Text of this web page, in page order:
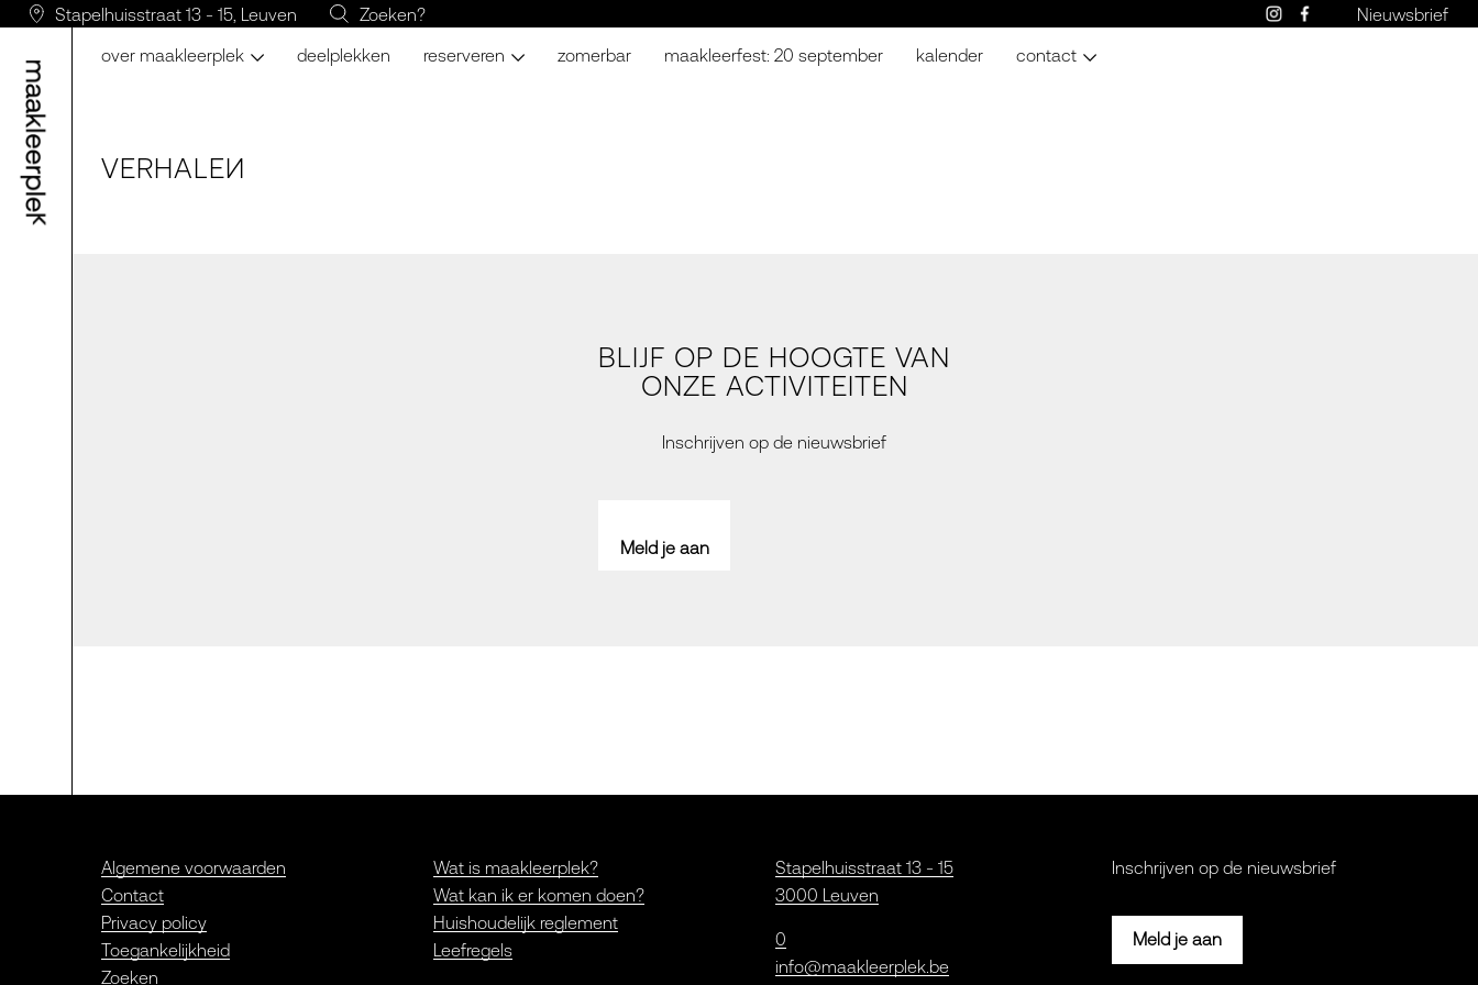
Stapelhuisstraat 13 - 15, Leuven Zoeken? Nieuwsbrief
over maakleerplek deelplekken reserveren zomerbar maakleerfest: 20 september kalender contact
VERHALEN
BLIJF OP DE HOOGTE VAN
ONZE ACTIVITEITEN
Inschrijven op de nieuwsbrief
Meld je aan
Algemene voorwaarden
Contact
Privacy policy
Toegankelijkheid
Zoeken
Wat is maakleerplek?
Wat kan ik er komen doen?
Huishoudelijk reglement
Leefregels
Stapelhuisstraat 13 - 15
3000 Leuven
0
info@maakleerplek.be
Inschrijven op de nieuwsbrief
Meld je aan